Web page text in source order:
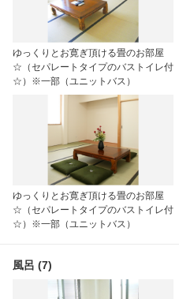
ゆっくりとお寛ぎ頂ける畳のお部屋
☆（セパレートタイプのバストイレ付
☆）※一部（ユニットバス）
ゆっくりとお寛ぎ頂ける畳のお部屋
☆（セパレートタイプのバストイレ付
☆）※一部（ユニットバス）
風呂 (7)